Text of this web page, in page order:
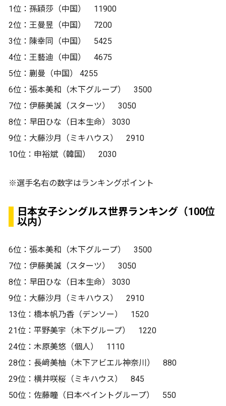
1位：孫穎莎（中国） 11900
2位：王曼昱（中国） 7200
3位：陳幸同（中国） 5425
4位：王藝迪（中国） 4675
5位：蒯曼（中国） 4255
6位：張本美和（木下グループ） 3500
7位：伊藤美誠（スターツ） 3050
8位：早田ひな（日本生命） 3030
9位：大藤沙月（ミキハウス） 2910
10位：申裕斌（韓国） 2030
※選手名右の数字はランキングポイント
日本女子シングルス世界ランキング（100位
以内）
6位：張本美和（木下グループ） 3500
7位：伊藤美誠（スターツ） 3050
8位：早田ひな（日本生命） 3030
9位：大藤沙月（ミキハウス） 2910
13位：橋本帆乃香（デンソー） 1520
21位：平野美宇（木下グループ） 1220
24位：木原美悠（個人） 1110
28位：長﨑美柚（木下アビエル神奈川） 880
29位：横井咲桜（ミキハウス） 845
50位：佐藤瞳（日本ペイントグループ） 550